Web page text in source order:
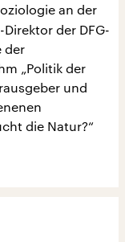
an der
der DFG-
der
„Politik der
und
die Natur?“